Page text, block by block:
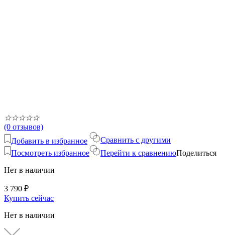
☆☆☆☆☆
(0 отзывов)
Добавить в избранное
Посмотреть избранное
Сравнить с другими
Перейти к сравнениюПоделиться
Нет в наличии
3 790 ₽
Купить сейчас
Нет в наличии